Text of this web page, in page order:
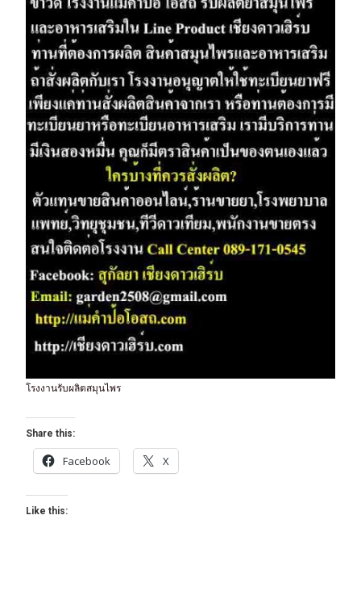
โรงงานรับผลิตสมุนไพร
Share this:
Facebook X
Like this: